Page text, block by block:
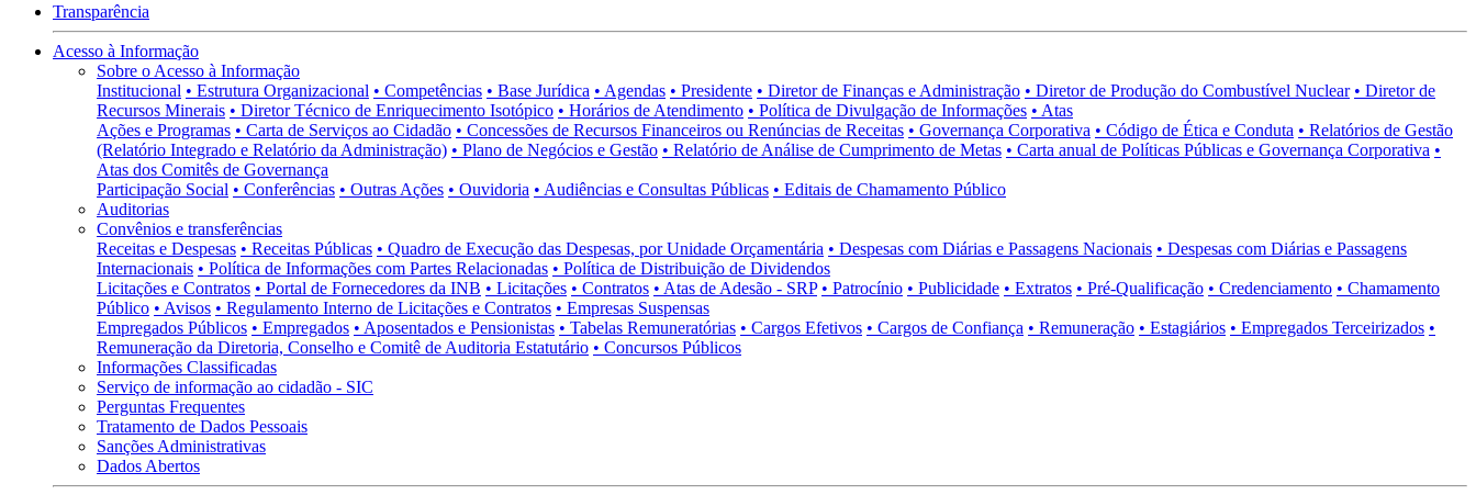
Transparência
Acesso à Informação
Sobre o Acesso à Informação
Institucional • Estrutura Organizacional • Competências • Base Jurídica • Agendas • Presidente • Diretor de Finanças e Administração • Diretor de Produção do Combustível Nuclear • Diretor de
Recursos Minerais • Diretor Técnico de Enriquecimento Isotópico • Horários de Atendimento • Política de Divulgação de Informações • Atas
Ações e Programas • Carta de Serviços ao Cidadão • Concessões de Recursos Financeiros ou Renúncias de Receitas • Governança Corporativa • Código de Ética e Conduta • Relatórios de Gestão
(Relatório Integrado e Relatório da Administração) • Plano de Negócios e Gestão • Relatório de Análise de Cumprimento de Metas • Carta anual de Políticas Públicas e Governança Corporativa •
Atas dos Comitês de Governança
Participação Social • Conferências • Outras Ações • Ouvidoria • Audiências e Consultas Públicas • Editais de Chamamento Público
Auditorias
Convênios e transferências
Receitas e Despesas • Receitas Públicas • Quadro de Execução das Despesas, por Unidade Orçamentária • Despesas com Diárias e Passagens Nacionais • Despesas com Diárias e Passagens
Internacionais • Política de Informações com Partes Relacionadas • Política de Distribuição de Dividendos
Licitações e Contratos • Portal de Fornecedores da INB • Licitações • Contratos • Atas de Adesão - SRP • Patrocínio • Publicidade • Extratos • Pré-Qualificação • Credenciamento • Chamamento
Público • Avisos • Regulamento Interno de Licitações e Contratos • Empresas Suspensas
Empregados Públicos • Empregados • Aposentados e Pensionistas • Tabelas Remuneratórias • Cargos Efetivos • Cargos de Confiança • Remuneração • Estagiários • Empregados Terceirizados •
Remuneração da Diretoria, Conselho e Comitê de Auditoria Estatutário • Concursos Públicos
Informações Classificadas
Serviço de informação ao cidadão - SIC
Perguntas Frequentes
Tratamento de Dados Pessoais
Sanções Administrativas
Dados Abertos